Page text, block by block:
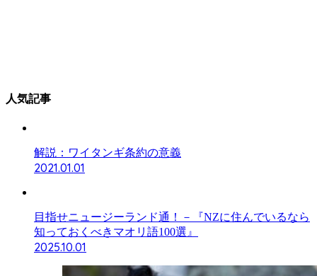
人気記事
解説：ワイタンギ条約の意義
2021.01.01
目指せニュージーランド通！－『NZに住んでいるなら
知っておくべきマオリ語100選』
2025.10.01